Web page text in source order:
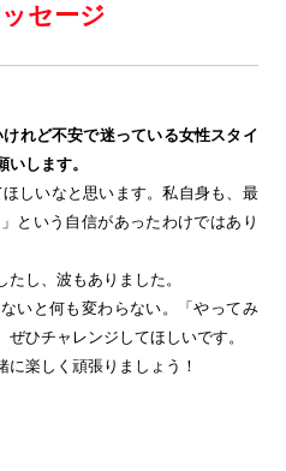
セージ
れど不安で迷っている女性スタイ
します。
しいなと思います。私自身も、最
という自信があったわけではあり
し、波もありました。
いと何も変わらない。「やってみ
ひチャレンジしてほしいです。
楽しく頑張りましょう！